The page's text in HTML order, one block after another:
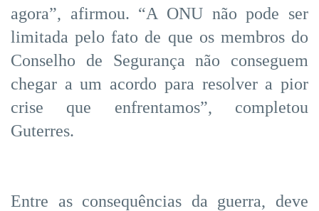
agora”, afirmou. “A ONU não pode ser
limitada pelo fato de que os membros do
Conselho de Segurança não conseguem
chegar a um acordo para resolver a pior
crise que enfrentamos”, completou
Guterres.
Entre as consequências da guerra, deve